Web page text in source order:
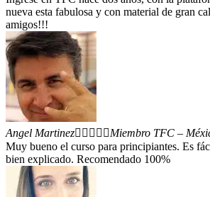
nueva esta fabulosa y con material de gran
amigos!!!
Angel Martinez    Miembro TFC –
Muy bueno el curso para principiantes. Es
bien explicado. Recomendado 100%​